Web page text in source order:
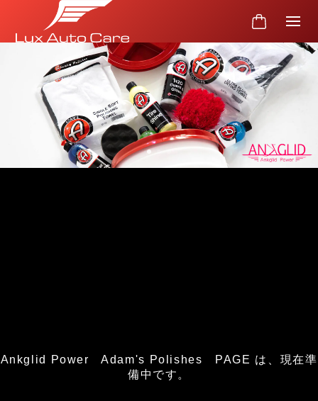
Ankglid Power Adam's Polishes PAGE は、現在準
備中です。